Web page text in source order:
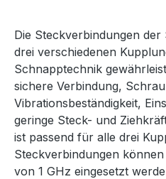
Die Steckverbindungen der
drei verschiedenen
Schnapptechnik
sichere Verbindung,
Vibrationsbeständigkeit,
geringe Steck- und
ist passend für alle drei
Steckverbindungen
von 1 GHz eingesetzt